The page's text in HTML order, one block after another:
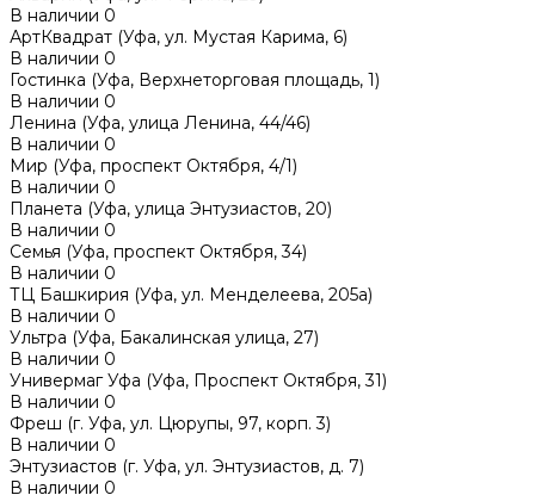
В наличии 0
АртКвадрат (Уфа, ул. Мустая Карима, 6)
В наличии 0
Гостинка (Уфа, Верхнеторговая площадь, 1)
В наличии 0
Ленина (Уфа, улица Ленина, 44/46)
В наличии 0
Мир (Уфа, проспект Октября, 4/1)
В наличии 0
Планета (Уфа, улица Энтузиастов, 20)
В наличии 0
Семья (Уфа, проспект Октября, 34)
В наличии 0
ТЦ Башкирия (Уфа, ул. Менделеева, 205а)
В наличии 0
Ультра (Уфа, Бакалинская улица, 27)
В наличии 0
Универмаг Уфа (Уфа, Проспект Октября, 31)
В наличии 0
Фреш (г‌. Уфа, ул. Цюрупы, 97, корп. 3)
В наличии 0
Энтузиастов (г. Уфа, ул. Энтузиастов, д. 7)
В наличии 0